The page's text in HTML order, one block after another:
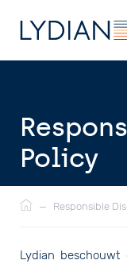
— Responsible
Policy
Lydian